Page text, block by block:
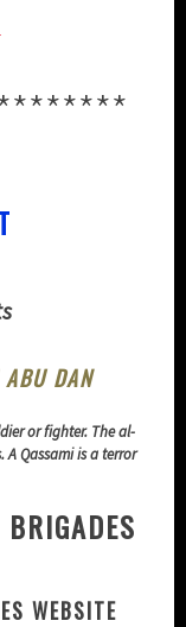
DAN
or fighter. The al-
Qassami is a terror
WEBSITE